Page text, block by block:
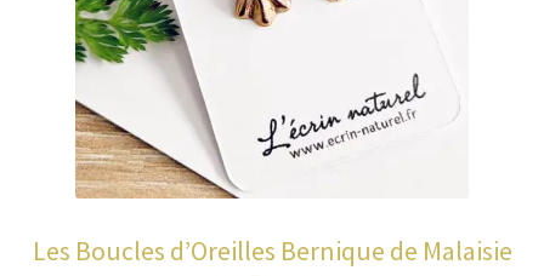
Les Boucles d’Oreilles Bernique de Malaisie